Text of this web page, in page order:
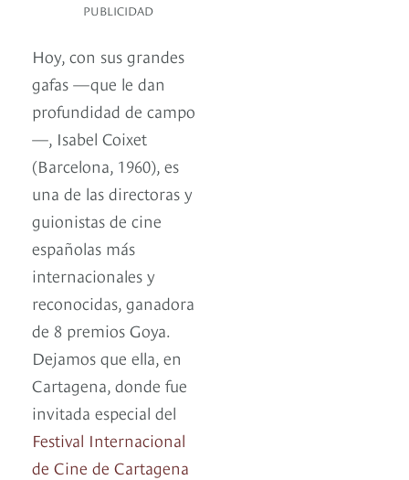
PUBLICIDAD
Hoy, con sus grandes
gafas —que le dan
profundidad de campo
—, Isabel Coixet
(Barcelona, 1960), es
una de las directoras y
guionistas de cine
españolas más
internacionales y
reconocidas, ganadora
de 8 premios Goya.
Dejamos que ella, en
Cartagena, donde fue
invitada especial del
Festival Internacional
de Cine de Cartagena